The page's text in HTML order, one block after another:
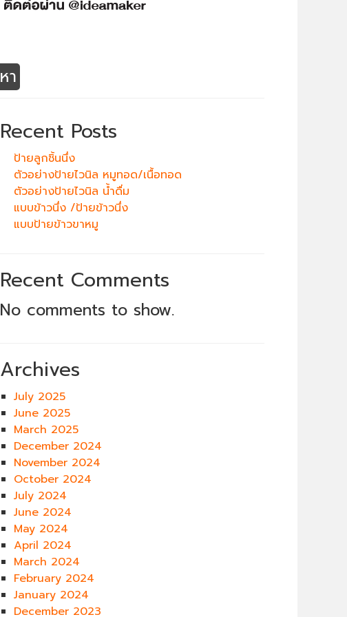
Recent Posts
ป้ายลูกชิ้นนึ่ง
ตัวอย่างป้ายไวนิล หมูทอด/เนื้อทอด
ตัวอย่างป้ายไวนิล น้ำดื่ม
แบบข้าวนึ่ง /ป้ายข้าวนึ่ง
แบบป้ายข้าวขาหมู
Recent Comments
No comments to show.
Archives
July 2025
June 2025
March 2025
December 2024
November 2024
October 2024
July 2024
June 2024
May 2024
April 2024
March 2024
February 2024
January 2024
December 2023